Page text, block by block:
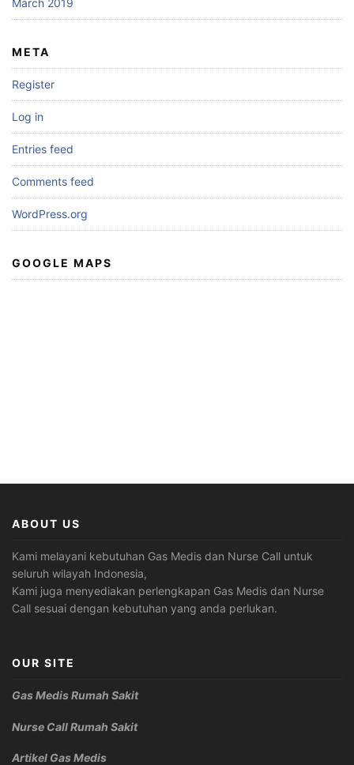
March 2019
META
Register
Log in
Entries feed
Comments feed
WordPress.org
GOOGLE MAPS
ABOUT US
Kami melayani kebutuhan Gas Medis dan Nurse Call untuk
seluruh wilayah Indonesia,
Kami juga menyediakan perlengkapan Gas Medis dan Nurse
Call sesuai dengan kebutuhan yang anda perlukan.
OUR SITE
Gas Medis Rumah Sakit
Nurse Call Rumah Sakit
Artikel Gas Medis